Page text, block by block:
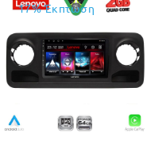
17% Έκπτωση